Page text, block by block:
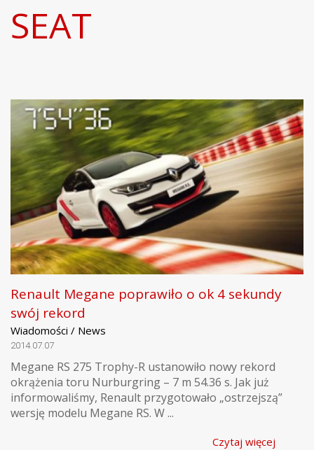
SEAT
Renault Megane poprawiło o ok 4 sekundy
swój rekord
Wiadomości / News
2014.07.07
Megane RS 275 Trophy-R ustanowiło nowy rekord
okrążenia toru Nurburgring – 7 m 54.36 s. Jak już
informowaliśmy, Renault przygotowało „ostrzejszą”
wersję modelu Megane RS. W ...
Czytaj więcej